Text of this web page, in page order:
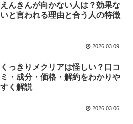
えんきんが向かない人は？効果な
いと言われる理由と合う人の特徴
2026.03.09
くっきりメクリアは怪しい？口コ
ミ・成分・価格・解約をわかりや
すく解説
2026.03.06